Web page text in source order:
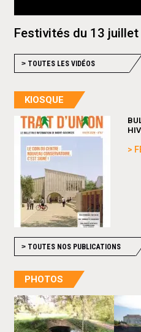
Festivités du 13
> TOUTES LES VIDÉOS
KIOSQUE
>
> TOUTES NOS PUBLICATIONS
PHOTOS